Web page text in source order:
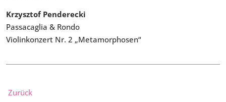
Krzysztof Penderecki
Passacaglia & Rondo
Violinkonzert Nr. 2 „Metamorphosen“
Zurück